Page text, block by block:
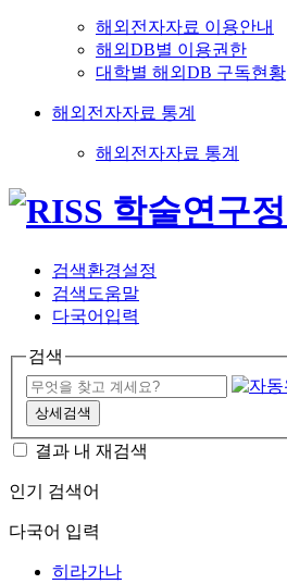
해외전자자료 이용안내
해외DB별 이용권한
대학별 해외DB 구독현황
해외전자자료 통계
해외전자자료 통계
검색환경설정
검색도움말
다국어입력
검색
상세검색
결과 내 재검색
인기 검색어
다국어 입력
히라가나